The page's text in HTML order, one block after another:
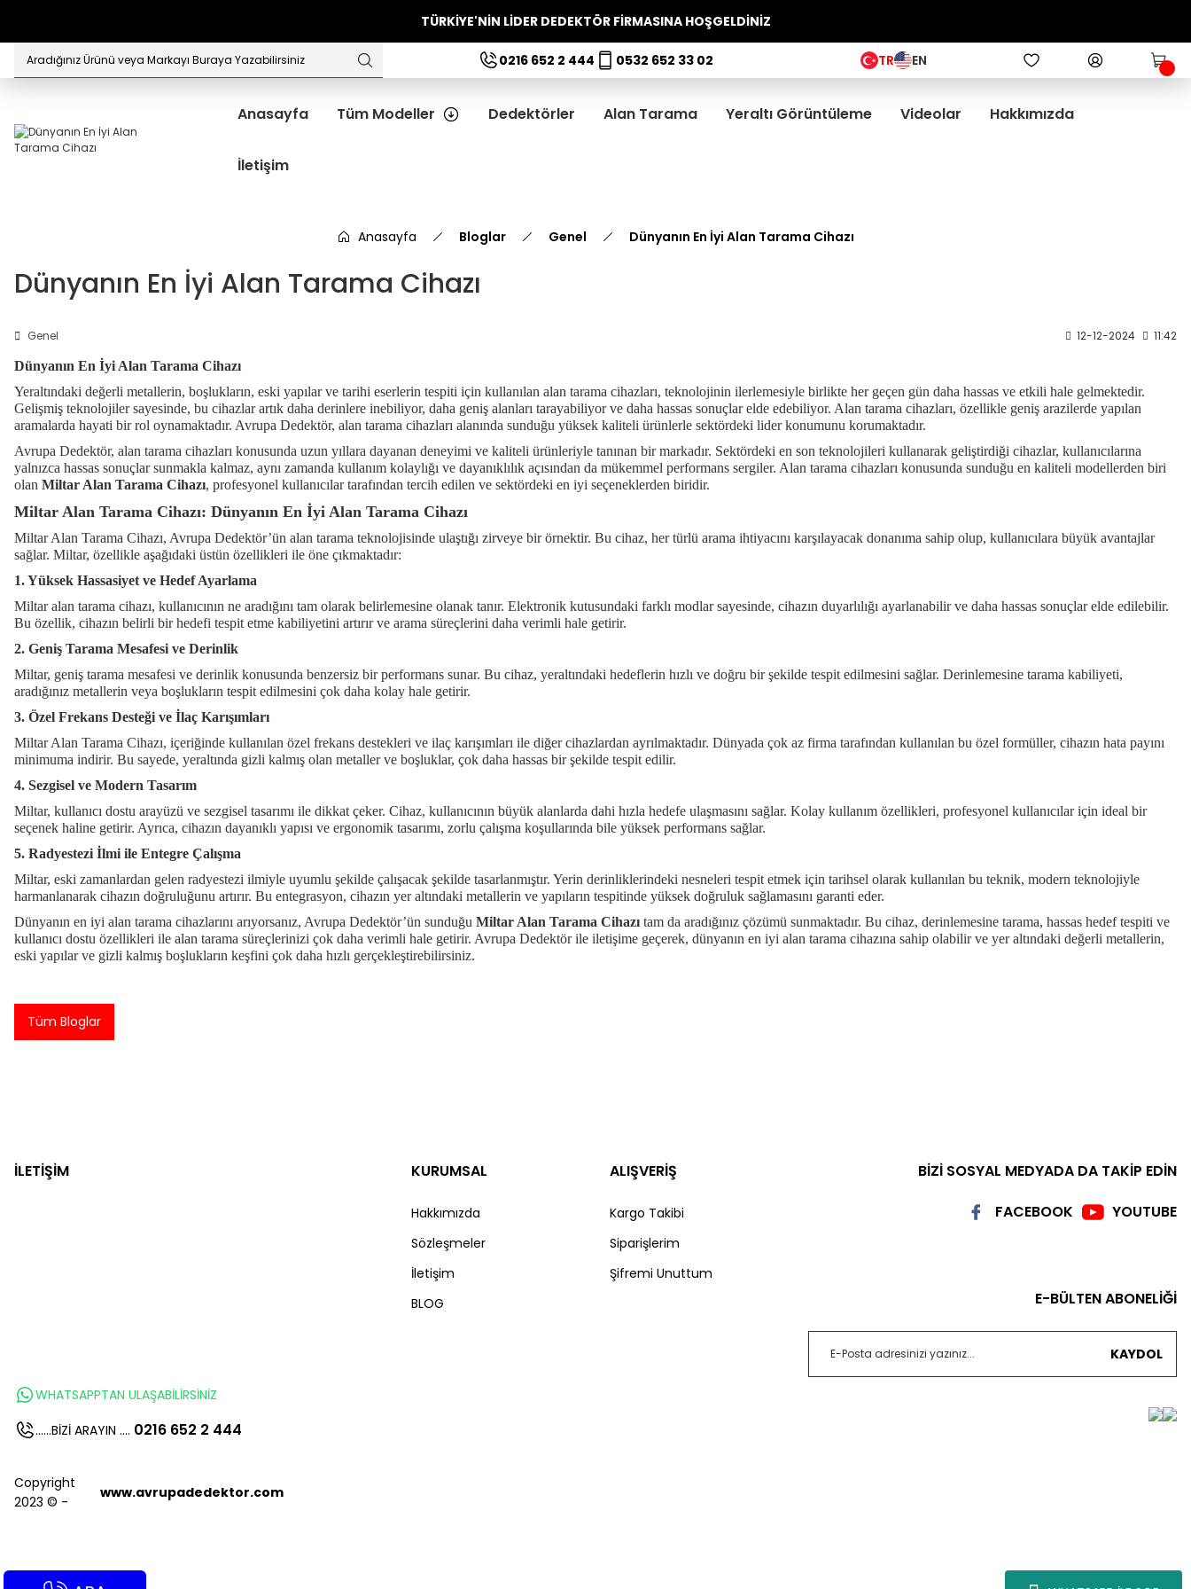
TÜRKİYE'NİN LİDER DEDEKTÖR FİRMASINA HOŞGELDİNİZ
0216 652 2 444 0532 652 33 02 TR EN
Anasayfa Tüm Modeller Dedektörler Alan Tarama Yeraltı Görüntüleme Videolar Hakkımızda
İletişim
Anasayfa Bloglar Genel Dünyanın En İyi Alan Tarama Cihazı
Dünyanın En İyi Alan Tarama Cihazı
Genel 12-12-2024
11:42
Dünyanın En İyi Alan Tarama Cihazı
Yeraltındaki değerli metallerin, boşlukların, eski yapılar ve tarihi eserlerin tespiti için kullanılan alan tarama cihazları, teknolojinin ilerlemesiyle birlikte her geçen gün daha hassas ve etkili hale gelmektedir.
Gelişmiş teknolojiler sayesinde, bu cihazlar artık daha derinlere inebiliyor, daha geniş alanları tarayabiliyor ve daha hassas sonuçlar elde edebiliyor. Alan tarama cihazları, özellikle geniş arazilerde yapılan
aramalarda hayati bir rol oynamaktadır. Avrupa Dedektör, alan tarama cihazları alanında sunduğu yüksek kaliteli ürünlerle sektördeki lider konumunu korumaktadır.
Avrupa Dedektör, alan tarama cihazları konusunda uzun yıllara dayanan deneyimi ve kaliteli ürünleriyle tanınan bir markadır. Sektördeki en son teknolojileri kullanarak geliştirdiği cihazlar, kullanıcılarına
yalnızca hassas sonuçlar sunmakla kalmaz, aynı zamanda kullanım kolaylığı ve dayanıklılık açısından da mükemmel performans sergiler. Alan tarama cihazları konusunda sunduğu en kaliteli modellerden biri
olan Miltar Alan Tarama Cihazı, profesyonel kullanıcılar tarafından tercih edilen ve sektördeki en iyi seçeneklerden biridir.
Miltar Alan Tarama Cihazı: Dünyanın En İyi Alan Tarama Cihazı
Miltar Alan Tarama Cihazı, Avrupa Dedektör’ün alan tarama teknolojisinde ulaştığı zirveye bir örnektir. Bu cihaz, her türlü arama ihtiyacını karşılayacak donanıma sahip olup, kullanıcılara büyük avantajlar
sağlar. Miltar, özellikle aşağıdaki üstün özellikleri ile öne çıkmaktadır:
1. Yüksek Hassasiyet ve Hedef Ayarlama
Miltar alan tarama cihazı, kullanıcının ne aradığını tam olarak belirlemesine olanak tanır. Elektronik kutusundaki farklı modlar sayesinde, cihazın duyarlılığı ayarlanabilir ve daha hassas sonuçlar elde edilebilir.
Bu özellik, cihazın belirli bir hedefi tespit etme kabiliyetini artırır ve arama süreçlerini daha verimli hale getirir.
2. Geniş Tarama Mesafesi ve Derinlik
Miltar, geniş tarama mesafesi ve derinlik konusunda benzersiz bir performans sunar. Bu cihaz, yeraltındaki hedeflerin hızlı ve doğru bir şekilde tespit edilmesini sağlar. Derinlemesine tarama kabiliyeti,
aradığınız metallerin veya boşlukların tespit edilmesini çok daha kolay hale getirir.
3. Özel Frekans Desteği ve İlaç Karışımları
Miltar Alan Tarama Cihazı, içeriğinde kullanılan özel frekans destekleri ve ilaç karışımları ile diğer cihazlardan ayrılmaktadır. Dünyada çok az firma tarafından kullanılan bu özel formüller, cihazın hata payını
minimuma indirir. Bu sayede, yeraltında gizli kalmış olan metaller ve boşluklar, çok daha hassas bir şekilde tespit edilir.
4. Sezgisel ve Modern Tasarım
Miltar, kullanıcı dostu arayüzü ve sezgisel tasarımı ile dikkat çeker. Cihaz, kullanıcının büyük alanlarda dahi hızla hedefe ulaşmasını sağlar. Kolay kullanım özellikleri, profesyonel kullanıcılar için ideal bir
seçenek haline getirir. Ayrıca, cihazın dayanıklı yapısı ve ergonomik tasarımı, zorlu çalışma koşullarında bile yüksek performans sağlar.
5. Radyestezi İlmi ile Entegre Çalışma
Miltar, eski zamanlardan gelen radyestezi ilmiyle uyumlu şekilde çalışacak şekilde tasarlanmıştır. Yerin derinliklerindeki nesneleri tespit etmek için tarihsel olarak kullanılan bu teknik, modern teknolojiyle
harmanlanarak cihazın doğruluğunu artırır. Bu entegrasyon, cihazın yer altındaki metallerin ve yapıların tespitinde yüksek doğruluk sağlamasını garanti eder.
Dünyanın en iyi alan tarama cihazlarını arıyorsanız, Avrupa Dedektör’ün sunduğu Miltar Alan Tarama Cihazı tam da aradığınız çözümü sunmaktadır. Bu cihaz, derinlemesine tarama, hassas hedef tespiti ve
kullanıcı dostu özellikleri ile alan tarama süreçlerinizi çok daha verimli hale getirir. Avrupa Dedektör ile iletişime geçerek, dünyanın en iyi alan tarama cihazına sahip olabilir ve yer altındaki değerli metallerin,
eski yapılar ve gizli kalmış boşlukların keşfini çok daha hızlı gerçekleştirebilirsiniz.
Tüm Bloglar
İLETİŞİM
WHATSAPPTAN ULAŞABİLİRSİNİZ
......BİZİ ARAYIN .... 0216 652 2 444
Copyright
2023 © -
www.avrupadedektor.com
KURUMSAL
Hakkımızda
Sözleşmeler
İletişim
BLOG
ALIŞVERİŞ
Kargo Takibi
Siparişlerim
Şifremi Unuttum
BİZİ SOSYAL MEDYADA DA TAKİP EDİN
FACEBOOK
YOUTUBE
E-BÜLTEN ABONELİĞİ
KAYDOL